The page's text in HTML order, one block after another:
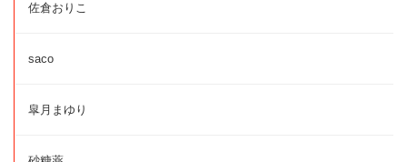
佐倉おりこ
saco
皐月まゆり